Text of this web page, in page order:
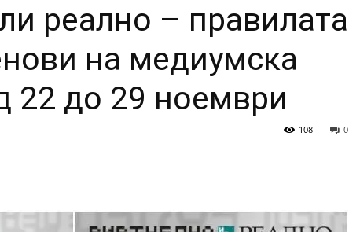
реално – правилата
на медиумска
22 до 29 ноември
0
108